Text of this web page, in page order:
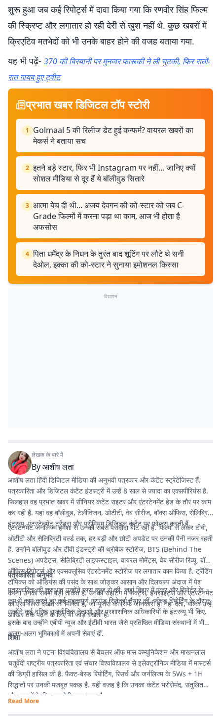
शुरू हुआ जब कई रिपोर्ट्स में दावा किया गया कि रणवीर सिंह फिल्म
की स्क्रिप्ट और लगातार हो रही देरी से खुश नहीं थे. कुछ खबरों में
क्रिएटिव मतभेदों को भी उनके बाहर होने की वजह बताया गया.
यह भी पढ़ें- 370 की बिरयानी पर मुनव्वर फारूकी ने ली चुटकी, फिर रातों-
रात गायब हुए ट्वीट
प्रभात खबर डिजिटल टॉप स्टोरी
1
Golmaal 5 की रिलीज डेट हुई कन्फर्म? वायरल खबरों का
मेकर्स ने बताया सच
2 इतने बड़े स्टार, फिर भी Instagram पर नहीं... जानिए क्यों
सोशल मीडिया से दूर हैं ये बॉलीवुड सितारे
3 आत्मा बेच दी थी... अजय देवगन की को-स्टार को जब C-
Grade फिल्मों में करना पड़ा था काम, आज भी होता है
अफसोस
4 पिता धर्मेंद्र के निधन के तुरंत बाद शूटिंग पर लौटे थे सनी
देओल, इक्का की को-स्टार ने सुनाया इमोशनल किस्सा
विज्ञापन
लेखक के बारे में
Byआशीष लता
आशीष लता हिंदी डिजिटल मीडिया की अनुभवी पत्रकार और कंटेंट स्ट्रेटेजिस्ट हैं.
पत्रकारिता और डिजिटल कंटेंट इंडस्ट्री में उन्हें 8 साल से ज्यादा का एक्सपीरियंस है.
फिलहाल वह प्रभात खबर में सीनियर कंटेंट राइटर और एंटरटेनमेंट हेड के तौर पर काम
कर रही हैं. यहां वह बॉलीवुड, टेलीविजन, ओटीटी, वेब सीरीज, बॉक्स ऑफिस, सेलिब्रिटी
इंटरव्यू, एंटरटेनमेंट ट्रेंड्स और प्रीमियम डिजिटल कंटेंट पर फोकस करती हैं.
एंटरटेनमेंट जर्नलिज्म हमेशा से उनकी सबसे पसंदीदा बीट रही है. फिल्मों से लेकर टीवी,
ओटीटी और सेलिब्रिटी वर्ल्ड तक, हर बड़ी और छोटी अपडेट पर उनकी पैनी नजर रहती
है. उन्होंने बॉलीवुड और टीवी इंडस्ट्री की थ्रोबैक स्टोरीज, BTS (Behind The
Scenes) अपडेट्स, सेलिब्रिटी लाइफस्टाइल, वायरल मोमेंट्स, वेब सीरीज रिव्यू, बॉक्स
ऑफिस रिपोर्ट्स और एक्सक्लूसिव एंटरटेनमेंट स्टोरीज पर लगातार काम किया है. ट्रेंडिंग
टॉपिक्स को ऑडियंस की पसंद के साथ जोड़कर आसान और दिलचस्प अंदाज में पेश
करना उनकी सबसे बड़ी ताकत है. उनकी राइटिंग में फैक्ट्स, इनसाइट्स और एंटरटेनमेंट
का ऐसा बैलेंस देखने को मिलता है, जो यूजर्स को सिर्फ जानकारी ही नहीं देता, बल्कि उन्हें
आखिर तक पढ़ने के लिए भी जोड़े रखता है.
पत्रकारिता अनुभव
पत्रकारिता की शुरुआत उन्होंने प्लस न्यूज से की, जहां बिहार में एंकर और रिपोर्टर के
रूप में काम करते हुए कई महत्वपूर्ण ग्राउंड रिपोर्ट्स तैयार कीं. फील्ड रिपोर्टिंग के दौरान
उन्होंने कई वरिष्ठ राजनीतिक नेताओं और प्रशासनिक अधिकारियों के इंटरव्यू भी किए.
इसके बाद उन्होंने एबीपी न्यूज और ईटीवी भारत जैसे प्रतिष्ठित मीडिया संस्थानों में भी
अलग-अलग भूमिकाओं में अपनी सेवाएं दीं.
शिक्षा
आशीष लता ने पटना विश्वविद्यालय से बैचलर ऑफ मास कम्युनिकेशन और माखनलाल
चतुर्वेदी राष्ट्रीय पत्रकारिता एवं संचार विश्वविद्यालय से इलेक्ट्रॉनिक मीडिया में मास्टर्स
की डिग्री हासिल की है. फैक्ट-बेस्ड रिपोर्टिंग, रिसर्च और जर्नलिज्म के 5Ws + 1H
सिद्धांतों पर उनकी मजबूत पकड़ है. यही वजह है कि उनका कंटेंट भरोसेमंद, संतुलित
और पाठकों के लिए उपयोगी माना जाता है.
Read More